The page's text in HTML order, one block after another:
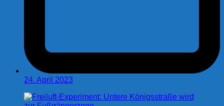
24. April 2023